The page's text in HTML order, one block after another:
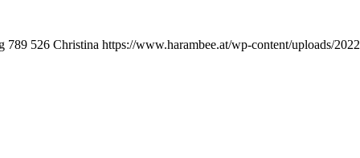
789 526 Christina https://www.harambee.at/wp-content/uploads/